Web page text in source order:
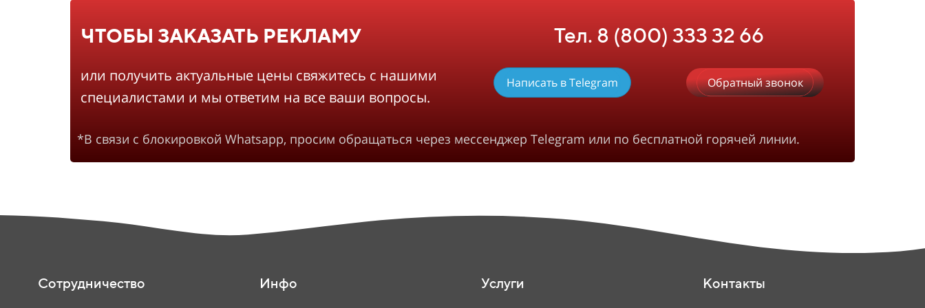
ЧТОБЫ ЗАКАЗАТЬ РЕКЛАМУ
или получить актуальные цены свяжитесь с нашими
специалистами и мы ответим на все ваши вопросы.
Тел. 8 (800) 333 32 66
Написать в Telegram Обратный звонок
*В связи с блокировкой Whatsapp, просим обращаться через мессенджер Telegram или по бесплатной горячей линии.
Сотрудничество Инфо Услуги Контакты